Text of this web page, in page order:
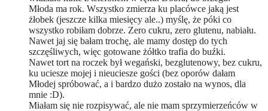
Młoda ma rok. Wszystko zmierza ku placówce jaką jest
żłobek (jeszcze kilka miesięcy ale..) myślę, że póki co
wszystko robiłam dobrze. Zero cukru, zero glutenu, nabiału.
Nawet jaj się bałam trochę, ale mamy dostęp do tych
szczęśliwych, więc gotowane żółtko trafia do buźki.
Nawet tort na roczek był wegański, bezglutenowy, bez cukru,
ku uciesze mojej i nieuciesze gości (bez oporów dałam
Młodej spróbować, a i bardzo dużo zostało na wynos, dla
mnie :D).
Miałam się nie rozpisywać, ale nie mam sprzymierzeńców w